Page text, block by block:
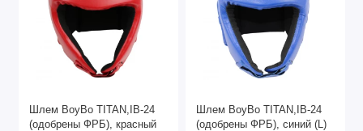
Шлем BoyBo TITAN,IB-24
(одобрены ФРБ), красный
Шлем BoyBo TITAN,IB-24
(одобрены ФРБ), синий (L)